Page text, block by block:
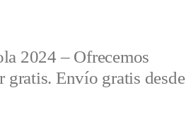
2024 – Ofrecemos
gratis. Envío gratis desde